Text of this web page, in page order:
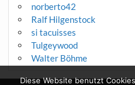
norberto42
Ralf Hilgenstock
si tacuisses
Tulgeywood
Walter Böhme
Diese Website benutzt